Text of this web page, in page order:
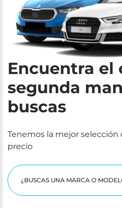
Encuentra el
segunda
buscas
Tenemos la mejor
precio